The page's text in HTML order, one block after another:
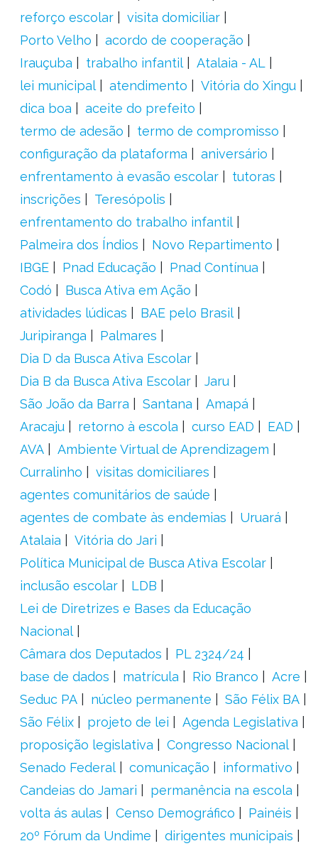
reforço escolar
visita domiciliar
Porto Velho
acordo de cooperação
Irauçuba
trabalho infantil
Atalaia - AL
lei municipal
atendimento
Vitória do Xingu
dica boa
aceite do prefeito
termo de adesão
termo de compromisso
configuração da plataforma
aniversário
enfrentamento à evasão escolar
tutoras
inscrições
Teresópolis
enfrentamento do trabalho infantil
Palmeira dos Índios
Novo Repartimento
IBGE
Pnad Educação
Pnad Contínua
Codó
Busca Ativa em Ação
atividades lúdicas
BAE pelo Brasil
Juripiranga
Palmares
Dia D da Busca Ativa Escolar
Dia B da Busca Ativa Escolar
Jaru
São João da Barra
Santana
Amapá
Aracaju
retorno à escola curso EAD
EAD
AVA
Ambiente Virtual de Aprendizagem
Curralinho
visitas domiciliares
agentes comunitários de saúde
agentes de combate às endemias
Uruará
Atalaia
Vitória do Jari
Política Municipal de Busca Ativa Escolar
inclusão escolar
LDB
Lei de Diretrizes e Bases da Educação
Nacional
Câmara dos Deputados
PL 2324/24
base de dados
matrícula Rio Branco
Acre
Seduc PA
núcleo permanente
São Félix BA
São Félix
projeto de lei
Agenda Legislativa
proposição legislativa
Congresso Nacional
Senado Federal
comunicação
informativo
Candeias do Jamari
permanência na escola
volta ás aulas
Censo Demográfico
Painéis
20º Fórum da Undime
dirigentes municipais